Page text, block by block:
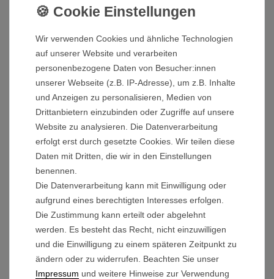
4,90 € *
Radschloss (2 St.)
14,90 € *
9,90 € *
Wir verwenden Cookies und ähnliche Technologien
auf unserer Website und verarbeiten
personenbezogene Daten von Besucher:innen
unserer Webseite (z.B. IP-Adresse), um z.B. Inhalte
und Anzeigen zu personalisieren, Medien von
Drittanbietern einzubinden oder Zugriffe auf unsere
Website zu analysieren. Die Datenverarbeitung
erfolgt erst durch gesetzte Cookies. Wir teilen diese
Daten mit Dritten, die wir in den Einstellungen
benennen.
Die Datenverarbeitung kann mit Einwilligung oder
aufgrund eines berechtigten Interesses erfolgen.
Die Zustimmung kann erteilt oder abgelehnt
werden. Es besteht das Recht, nicht einzuwilligen
und die Einwilligung zu einem späteren Zeitpunkt zu
ändern oder zu widerrufen. Beachten Sie unser
Impressum und weitere Hinweise zur Verwendung